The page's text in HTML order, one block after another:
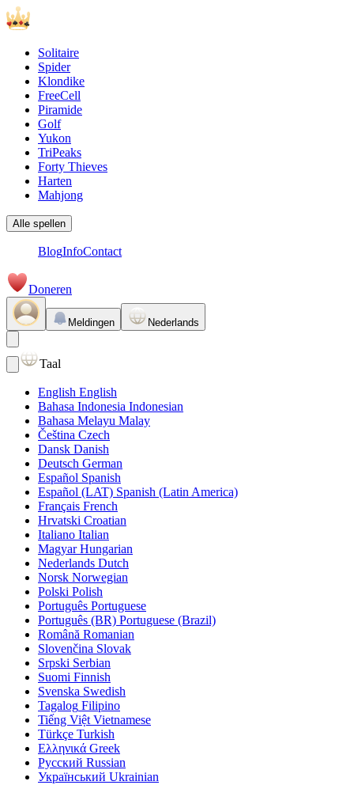
Solitaire
Spider
Klondike
FreeCell
Piramide
Golf
Yukon
TriPeaks
Forty Thieves
Harten
Mahjong
Alle spellen
BlogInfoContact
Doneren
Meldingen Nederlands
Taal
English English
Bahasa Indonesia Indonesian
Bahasa Melayu Malay
Čeština Czech
Dansk Danish
Deutsch German
Español Spanish
Español (LAT) Spanish (Latin America)
Français French
Hrvatski Croatian
Italiano Italian
Magyar Hungarian
Nederlands Dutch
Norsk Norwegian
Polski Polish
Português Portuguese
Português (BR) Portuguese (Brazil)
Română Romanian
Slovenčina Slovak
Srpski Serbian
Suomi Finnish
Svenska Swedish
Tagalog Filipino
Tiếng Việt Vietnamese
Türkçe Turkish
Ελληνικά Greek
Русский Russian
Український Ukrainian